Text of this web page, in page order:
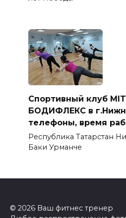
Спортивный клуб
БОДИФЛЕКС в
телефоны, время
Республика Татарстан
Баки Урманче
© 2026 Ваш фитнес тренер